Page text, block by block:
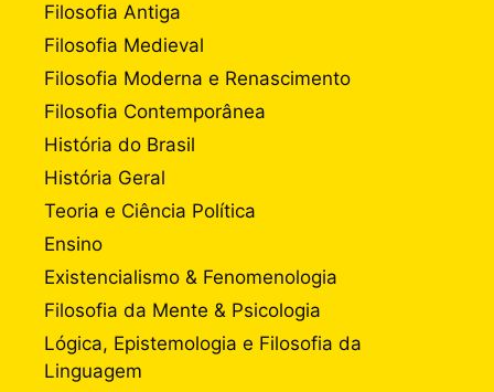
Filosofia Antiga
Filosofia Medieval
Filosofia Moderna e Renascimento
Filosofia Contemporânea
História do Brasil
História Geral
Teoria e Ciência Política
Ensino
Existencialismo & Fenomenologia
Filosofia da Mente & Psicologia
Lógica, Epistemologia e Filosofia da
Linguagem